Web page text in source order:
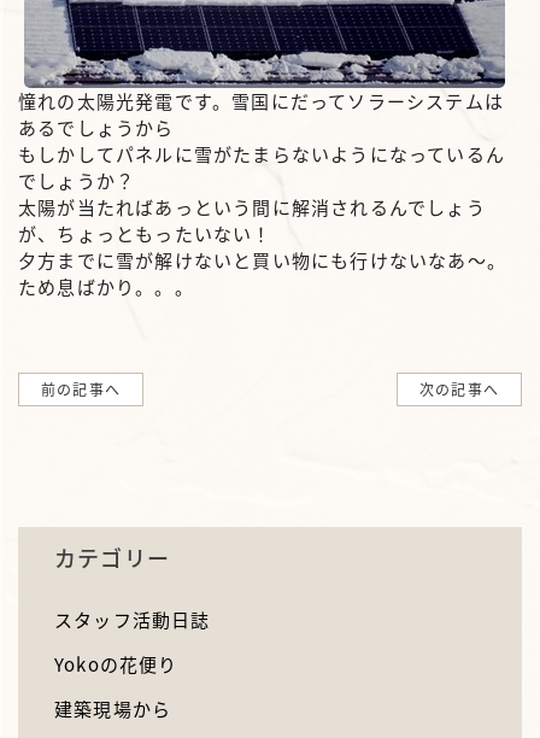
憧れの太陽光発電です。雪国にだってソラーシステムは
あるでしょうから
もしかしてパネルに雪がたまらないようになっているん
でしょうか？
太陽が当たればあっという間に解消されるんでしょう
が、ちょっともったいない！
夕方までに雪が解けないと買い物にも行けないなあ～。
ため息ばかり。。。
前の記事へ 次の記事へ
カテゴリー
スタッフ活動日誌
Yokoの花便り
建築現場から